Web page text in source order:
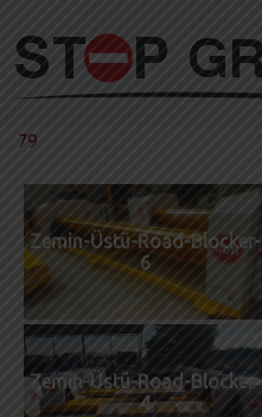
79
Zemin-Üstü-Road-Blocker-
6
Zemin-Üstü-Road-Blocker-
4